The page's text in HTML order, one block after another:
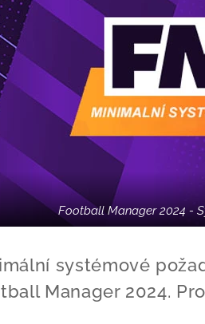
Football Manager 2024 -
systémové
Manager 2024.